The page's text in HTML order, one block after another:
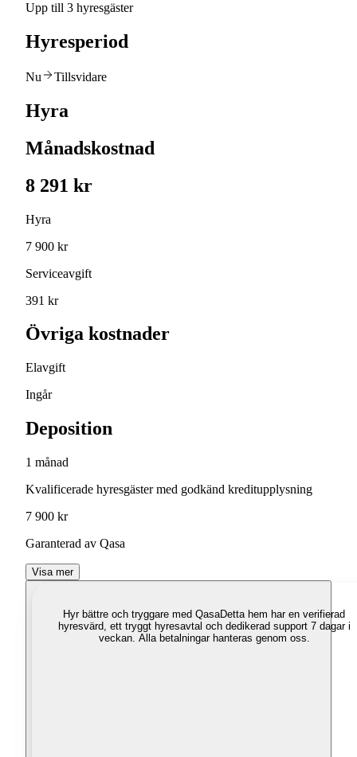
Upp till 3 hyresgäster
Hyresperiod
Nu Tillsvidare
Hyra
Månadskostnad
8 291 kr
Hyra
7 900 kr
Serviceavgift
391 kr
Övriga kostnader
Elavgift
Ingår
Deposition
1 månad
Kvalificerade hyresgäster med godkänd kreditupplysning
7 900 kr
Garanterad av Qasa
Visa mer
Hyr bättre och tryggare med QasaDetta hem har en verifierad
hyresvärd, ett tryggt hyresavtal och dedikerad support 7 dagar i
veckan. Alla betalningar hanteras genom oss.